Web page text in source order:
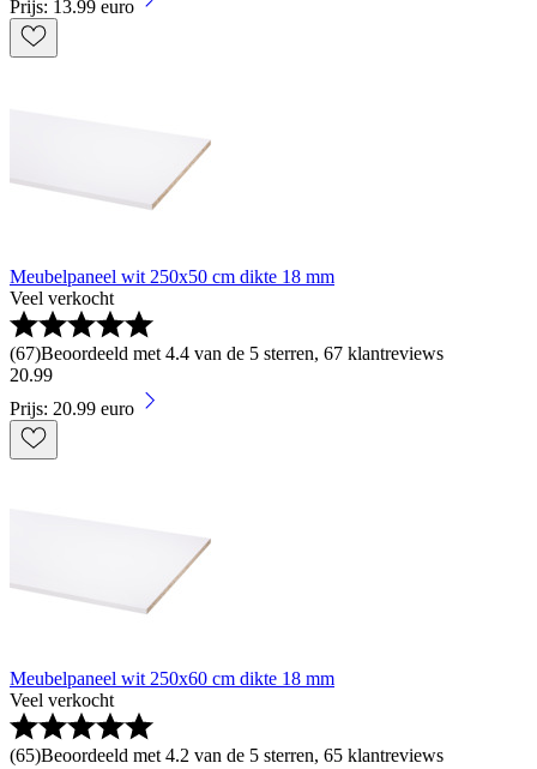
Prijs: 13.99 euro
Meubelpaneel wit 250x50 cm dikte 18 mm
Veel verkocht
(67)Beoordeeld met 4.4 van de 5 sterren, 67 klantreviews
20.99
Prijs: 20.99 euro
Meubelpaneel wit 250x60 cm dikte 18 mm
Veel verkocht
(65)Beoordeeld met 4.2 van de 5 sterren, 65 klantreviews